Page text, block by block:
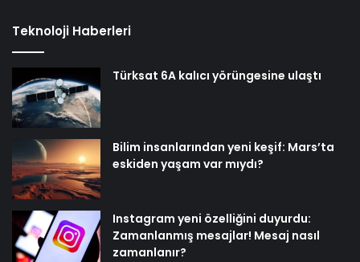
Teknoloji Haberleri
Türksat 6A kalıcı yörüngesine ulaştı
Bilim insanlarından yeni keşif: Mars’ta
eskiden yaşam var mıydı?
Instagram yeni özelliğini duyurdu:
Zamanlanmış mesajlar! Mesaj nasıl
zamanlanır?